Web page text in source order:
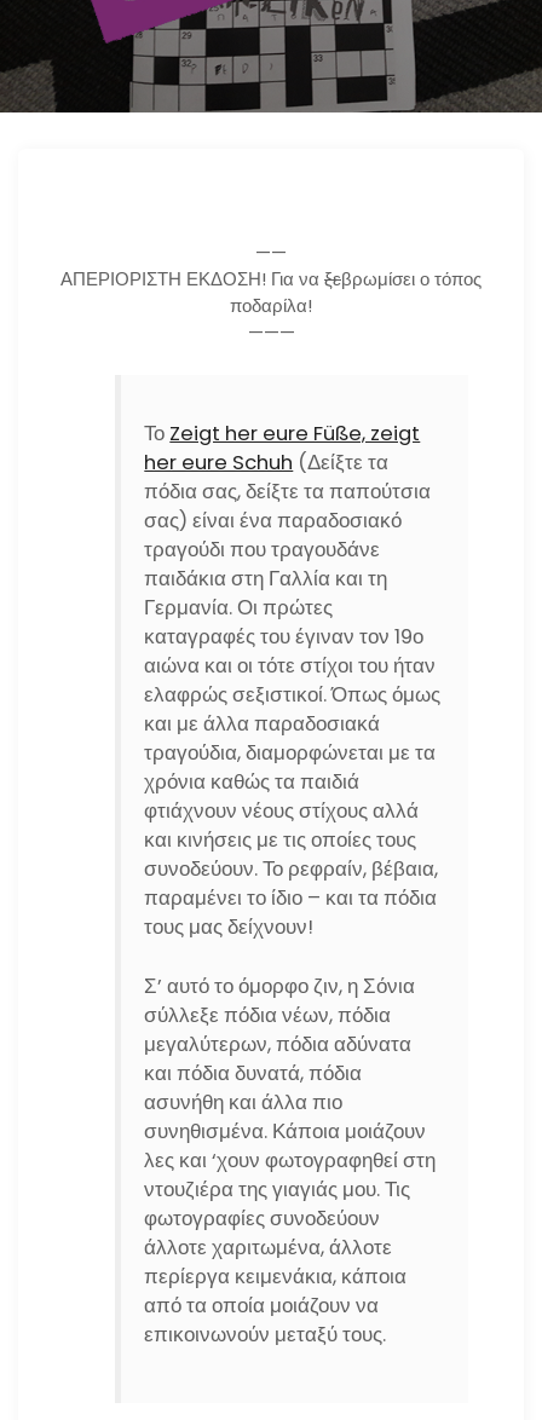
——
ΑΠΕΡΙΟΡΙΣΤΗ ΕΚΔΟΣΗ! Για να ξεβρωμίσει ο τόπος
ποδαρίλα!
———
Το Zeigt her eure Füße, zeigt
her eure Schuh (Δείξτε τα
πόδια σας, δείξτε τα παπούτσια
σας) είναι ένα παραδοσιακό
τραγούδι που τραγουδάνε
παιδάκια στη Γαλλία και τη
Γερμανία. Οι πρώτες
καταγραφές του έγιναν τον 19ο
αιώνα και οι τότε στίχοι του ήταν
ελαφρώς σεξιστικοί. Όπως όμως
και με άλλα παραδοσιακά
τραγούδια, διαμορφώνεται με τα
χρόνια καθώς τα παιδιά
φτιάχνουν νέους στίχους αλλά
και κινήσεις με τις οποίες τους
συνοδεύουν. Το ρεφραίν, βέβαια,
παραμένει το ίδιο – και τα πόδια
τους μας δείχνουν!
Σ’ αυτό το όμορφο ζιν, η Σόνια
σύλλεξε πόδια νέων, πόδια
μεγαλύτερων, πόδια αδύνατα
και πόδια δυνατά, πόδια
ασυνήθη και άλλα πιο
συνηθισμένα. Κάποια μοιάζουν
λες και ‘χουν φωτογραφηθεί στη
ντουζιέρα της γιαγιάς μου. Τις
φωτογραφίες συνοδεύουν
άλλοτε χαριτωμένα, άλλοτε
περίεργα κειμενάκια, κάποια
από τα οποία μοιάζουν να
επικοινωνούν μεταξύ τους.